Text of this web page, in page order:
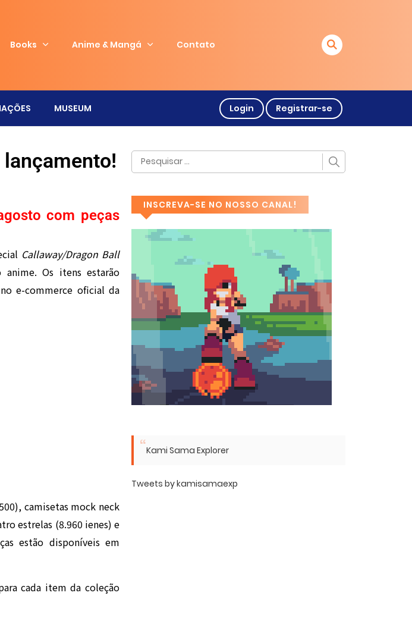
Books Anime & Mangá Contato
MUSEUM Login Registrar-se
lançamento!
com peças
Callaway/Dragon Ball
anime. Os itens estarão
e-commerce oficial da
camisetas mock neck
estrelas (8.960 ienes) e
estão disponíveis em
cada item da coleção
INSCREVA-SE NO NOSSO CANAL!
Kami Sama Explorer
Tweets by kamisamaexp